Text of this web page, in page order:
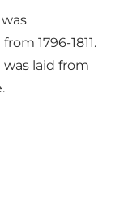
1796-1811.
laid from